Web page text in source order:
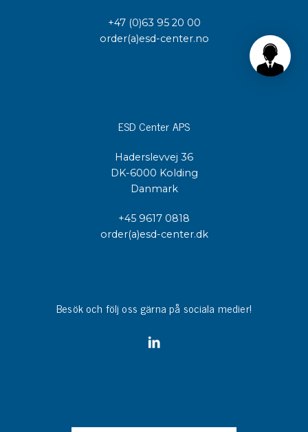
+47 (0)63 95 20 00
order(a)esd-center.no
ESD Center APS
Haderslevvej 36
DK-6000 Kolding
Danmark
+45 9617 0818
order(a)esd-center.dk
Besök och följ oss gärna på sociala medier!